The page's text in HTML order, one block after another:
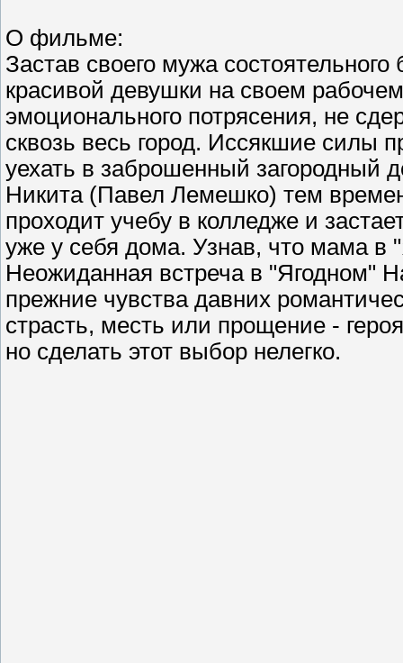
О фильме:
Застав своего мужа
красивой девушки на своем
эмоционального потрясения, не
сквозь весь город. Иссякшие силы
уехать в заброшенный загородный
Никита (Павел Лемешко) тем
проходит учебу в колледже и
уже у себя дома. Узнав, что мама в
Неожиданная встреча в "Ягодном"
прежние чувства давних
страсть, месть или прощение -
но сделать этот выбор нелегко.